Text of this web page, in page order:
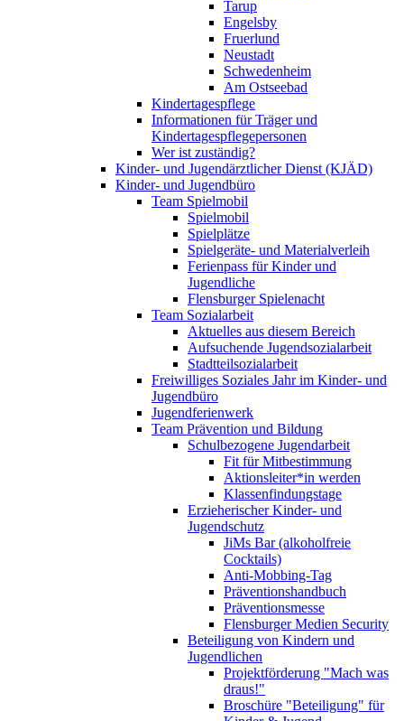
Tarup
Engelsby
Fruerlund
Neustadt
Schwedenheim
Am Ostseebad
Kindertagespflege
Informationen für Träger und
Kindertagespflegepersonen
Wer ist zuständig?
Kinder- und Jugendärztlicher Dienst (KJÄD)
Kinder- und Jugendbüro
Team Spielmobil
Spielmobil
Spielplätze
Spielgeräte- und Materialverleih
Ferienpass für Kinder und
Jugendliche
Flensburger Spielenacht
Team Sozialarbeit
Aktuelles aus diesem Bereich
Aufsuchende Jugendsozialarbeit
Stadtteilsozialarbeit
Freiwilliges Soziales Jahr im Kinder- und
Jugendbüro
Jugendferienwerk
Team Prävention und Bildung
Schulbezogene Jugendarbeit
Fit für Mitbestimmung
Aktionsleiter*in werden
Klassenfindungstage
Erzieherischer Kinder- und
Jugendschutz
JiMs Bar (alkoholfreie
Cocktails)
Anti-Mobbing-Tag
Präventionshandbuch
Präventionsmesse
Flensburger Medien Security
Beteiligung von Kindern und
Jugendlichen
Projektförderung "Mach was
draus!"
Broschüre "Beteiligung" für